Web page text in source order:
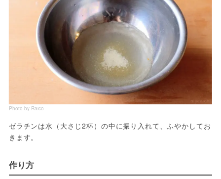
Photo by Raico
ゼラチンは水（大さじ2杯）の中に振り入れて、ふやかしてお
きます。
作り方